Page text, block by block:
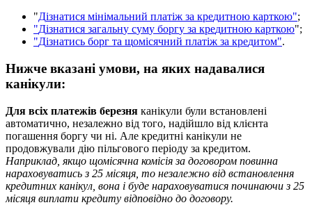
"Дізнатися мінімальний платіж за кредитною карткою";
"Дізнатися загальну суму боргу за кредитною карткою";
"Дізнатись борг та щомісячний платіж за кредитом".
Нижче вказані умови, на яких надавалися
канікули:
Для всіх платежів березня канікули були встановлені
автоматично, незалежно від того, надійшло від клієнта
погашення боргу чи ні. Але кредитні канікули не
продовжували дію пільгового періоду за кредитом.
Наприклад якщо щомісячна комісія за договором повинна
нараховуватись з 25 місяця то незалежно від встановлення
кредитних канікул вона і буде нараховуватися починаючи з 25
місяця виплати кредиту відповідно до договору.